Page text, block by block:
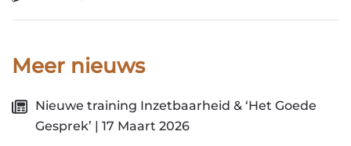
Meer nieuws
Nieuwe training Inzetbaarheid & ‘Het Goede
Gesprek’ | 17 Maart 2026